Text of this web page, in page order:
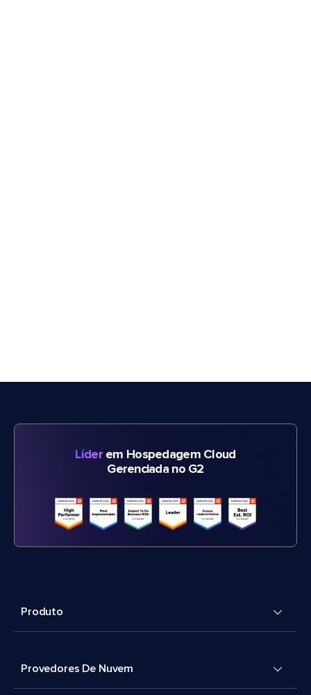
Líderem Hospedagem Cloud
Gerenciada no G2
Produto
Provedores De Nuvem